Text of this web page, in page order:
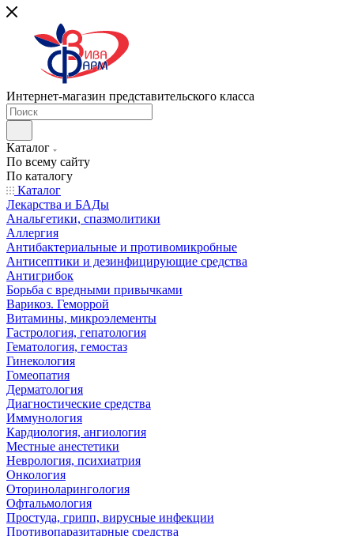
Интернет-магазин представительского класса
Каталог
По всему сайту
По каталогу
Каталог
Лекарства и БАДы
Анальгетики, спазмолитики
Аллергия
Антибактериальные и противомикробные
Антисептики и дезинфицирующие средства
Антигрибок
Борьба с вредными привычками
Варикоз. Геморрой
Витамины, микроэлементы
Гастрология, гепатология
Гематология, гемостаз
Гинекология
Гомеопатия
Дерматология
Диагностические средства
Иммунология
Кардиология, ангиология
Местные анестетики
Неврология, психиатрия
Онкология
Оториноларингология
Офтальмология
Простуда, грипп, вирусные инфекции
Противопаразитарные средства